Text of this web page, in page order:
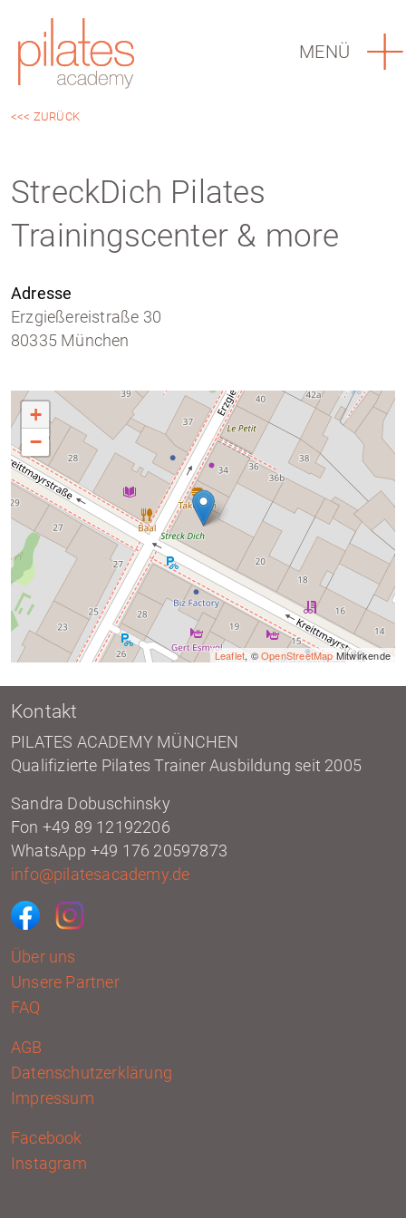
MENÜ
<<< ZURÜCK
StreckDich Pilates
Trainingscenter & more
Adresse
Erzgießereistraße 30
80335 München
+
−
Leaflet, ©OpenStreetMapMitwirkende
Kontakt
PILATES ACADEMY MÜNCHEN
Qualifizierte Pilates Trainer Ausbildung seit 2005
Sandra Dobuschinsky
Fon +49 89 12192206
WhatsApp +49 176 20597873
info@pilatesacademy.de
Über uns
Unsere Partner
FAQ
AGB
Datenschutzerklärung
Impressum
Facebook
Instagram